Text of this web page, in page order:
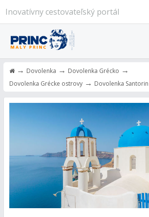
Inovatívny cestovateľský portál
→ Dovolenka → Dovolenka Grécko →
Dovolenka Grécke ostrovy→ Dovolenka Santorin